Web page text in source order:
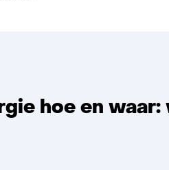
hoe en waar: